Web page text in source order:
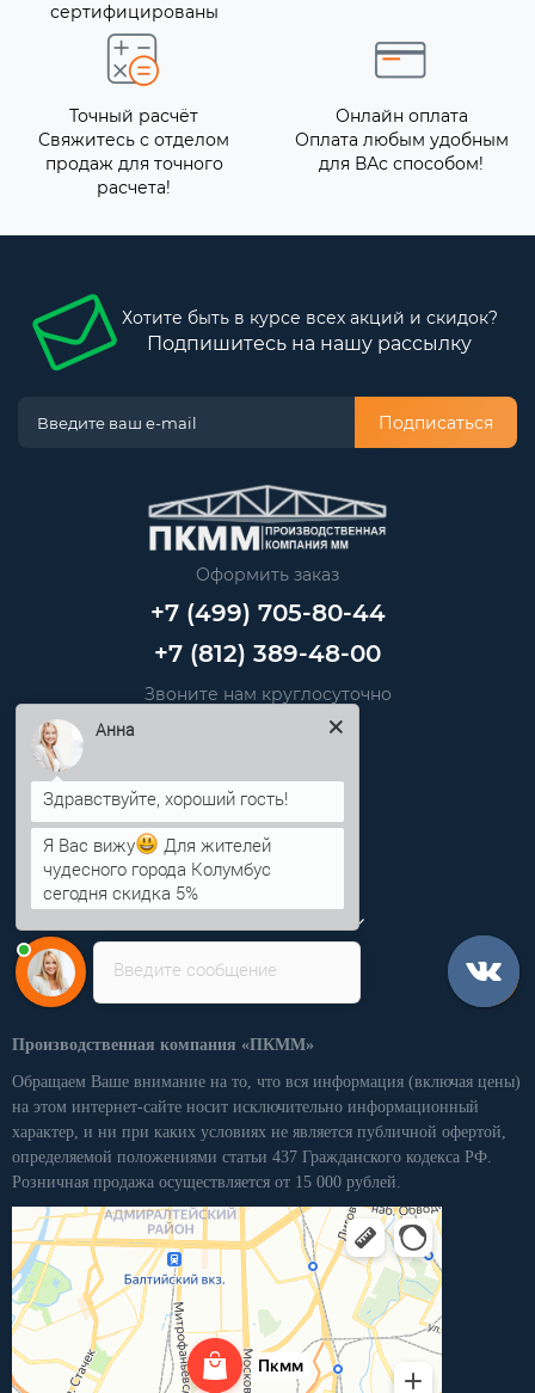
сертифицированы
Точный расчёт
Свяжитесь с отделом
продаж для точного
расчета!
Онлайн оплата
Оплата любым удобным
для ВАс способом!
Хотите быть в курсе всех акций и скидок?
Подпишитесь на нашу рассылку
Подписаться
Оформить заказ
+7 (499) 705-80-44
+7 (812) 389-48-00
Звоните нам круглосуточно
info@pkmm.ru
Информация
Категории
Производственная компания «ПКММ»
Обращаем Ваше внимание на то, что вся информация (включая цены)
на этом интернет-сайте носит исключительно информационный
характер, и ни при каких условиях не является публичной офертой,
определяемой положениями статьи 437 Гражданского кодекса РФ.
Розничная продажа осуществляется от 15 000 рублей.
Введите сообщение
Анна
Я Вас вижу
Для жителей
чудесного города Колумбус
сегодня скидка 5%